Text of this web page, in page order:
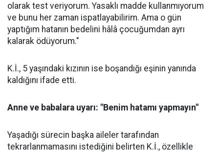
olarak test veriyorum. Yasaklı madde kullanmıyorum
ve bunu her zaman ispatlayabilirim. Ama o gün
yaptığım hatanın bedelini hâlâ çocuğumdan ayrı
kalarak ödüyorum."
K.İ., 5 yaşındaki kızının ise boşandığı eşinin yanında
kaldığını ifade etti.
Anne ve babalara uyarı: "Benim hatamı yapmayın"
Yaşadığı sürecin başka aileler tarafından
tekrarlanmamasını istediğini belirten K.İ., özellikle